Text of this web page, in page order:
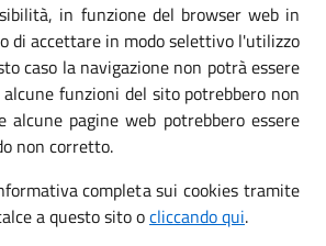
in funzione del browser web in
di accettare in modo selettivo l'utilizzo
caso la navigazione non potrà essere
funzioni del sito potrebbero non
alcune pagine web potrebbero essere
non corretto.
completa sui cookies tramite
a questo sito ocliccando qui.